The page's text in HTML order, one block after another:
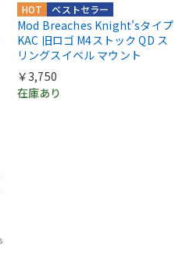
ベストセラー
HOT
Mod Breaches Knight'sタイプ
KAC 旧ロゴ M4ストック QD ス
リングスイベル マウント
￥3,750
在庫あり